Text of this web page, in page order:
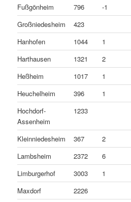
Fußgönheim
796 -1
Großniedesheim
423
Hanhofen
1044 1
Harthausen
1321 2
Heßheim
1017 1
Heuchelheim
396 1
Hochdorf-
Assenheim
1233
Kleinniedesheim 367 2
Lambsheim
2372 6
Limburgerhof
3003 1
Maxdorf
2226